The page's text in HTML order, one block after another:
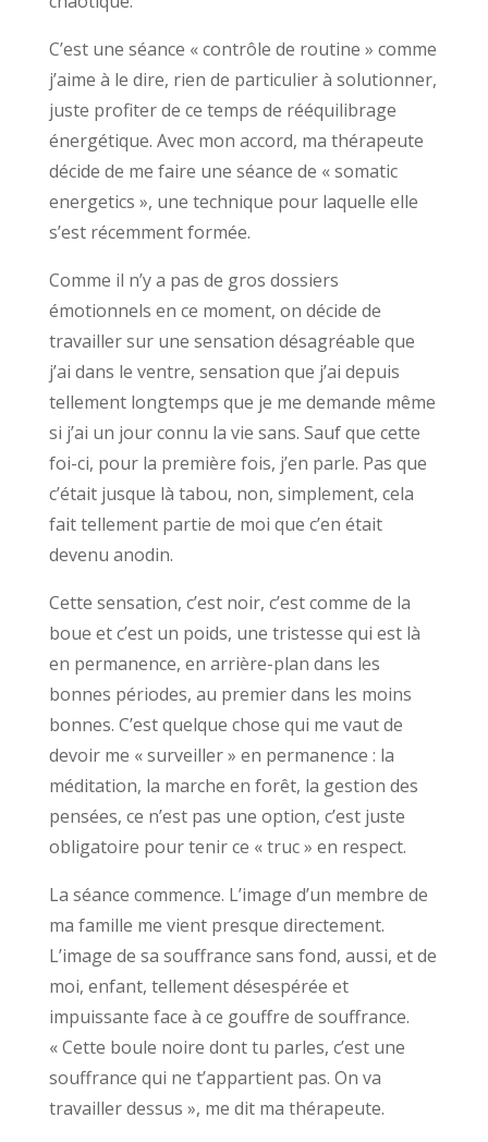
C’est une séance « contrôle de routine » comme
j’aime à le dire, rien de particulier à solutionner,
juste profiter de ce temps de rééquilibrage
énergétique. Avec mon accord, ma thérapeute
décide de me faire une séance de « somatic
energetics », une technique pour laquelle elle
s’est récemment formée.
Comme il n’y a pas de gros dossiers
émotionnels en ce moment, on décide de
travailler sur une sensation désagréable que
j’ai dans le ventre, sensation que j’ai depuis
tellement longtemps que je me demande même
si j’ai un jour connu la vie sans. Sauf que cette
foi-ci, pour la première fois, j’en parle. Pas que
c’était jusque là tabou, non, simplement, cela
fait tellement partie de moi que c’en était
devenu anodin.
Cette sensation, c’est noir, c’est comme de la
boue et c’est un poids, une tristesse qui est là
en permanence, en arrière-plan dans les
bonnes périodes, au premier dans les moins
bonnes. C’est quelque chose qui me vaut de
devoir me « surveiller » en permanence : la
méditation, la marche en forêt, la gestion des
pensées, ce n’est pas une option, c’est juste
obligatoire pour tenir ce « truc » en respect.
La séance commence. L’image d’un membre de
ma famille me vient presque directement.
L’image de sa souffrance sans fond, aussi, et de
moi, enfant, tellement désespérée et
impuissante face à ce gouffre de souffrance.
« Cette boule noire dont tu parles, c’est une
souffrance qui ne t’appartient pas. On va
travailler dessus », me dit ma thérapeute.